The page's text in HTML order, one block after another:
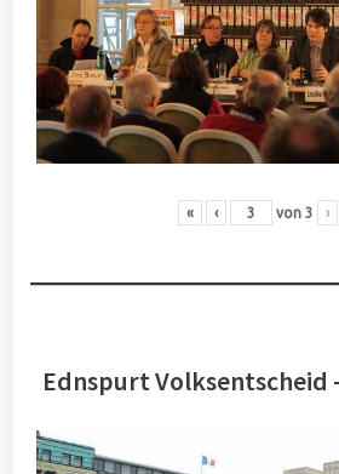
« ‹ von 3 ›
Ednspurt Volksentscheid